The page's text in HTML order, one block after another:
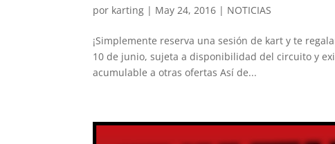
por karting | May 24, 2016 | NOTICIAS
¡Simplemente reserva una sesión de kart y te
10 de junio, sujeta a disponibilidad del circuito y
acumulable a otras ofertas Así de...